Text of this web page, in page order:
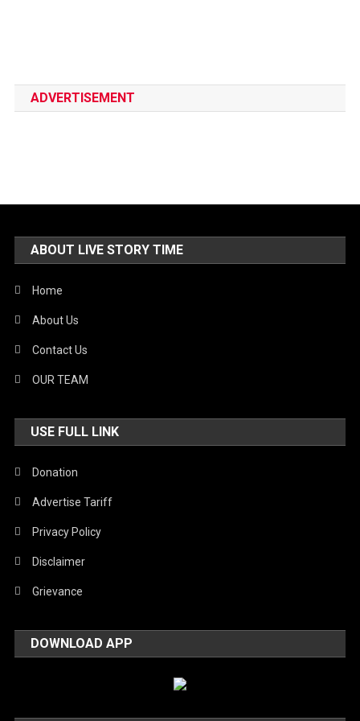
ADVERTISEMENT
ABOUT LIVE STORY TIME
Home
About Us
Contact Us
OUR TEAM
USE FULL LINK
Donation
Advertise Tariff
Privacy Policy
Disclaimer
Grievance
DOWNLOAD APP